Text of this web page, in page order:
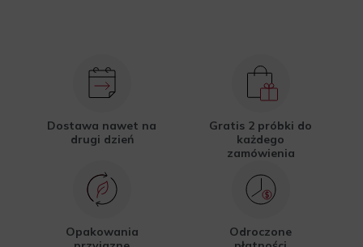
Dostawa nawet na
drugi dzień
Gratis 2 próbki do
każdego
zamówienia
Opakowania
Odroczone